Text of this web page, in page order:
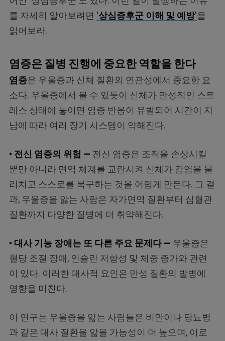
를 자세히 알아보려면 '상심증후군 이해 및 예방'을
읽어보라.
염증은 질병 진행에 중요한 역할을 한다
염증은 우울증과 신체 질환의 연관성에서 중요한 요
소다. 우울증에서 볼 수 있듯이 신체가 만성적인 스트
레스 상태에 놓이면 염증 반응이 유발되어 시간이 지
남에 따라 여러 장기 시스템이 약해진다.
• 전신 염증의 위험 — 전신 염증은 조직을 손상시킬
뿐만 아니라 면역 체계를 교란시켜 신체가 감염을 물
리치고 스스로를 복구하는 것을 어렵게 만든다. 그 결
과, 우울증을 앓는 사람은 자가면역 질환부터 심혈관
질환까지 다양한 질병에 더 취약해진다.
• 대사 기능 장애는 또 다른 주요 문제다 — 우울증은
혈당 조절 장애, 인슐린 저항성 및 체중 증가와 관련
이 있다. 이러한 대사적 요인은 만성 질환의 발병에
영향을 미친다.
이 연구는 우울증을 앓는 사람들은 비만이나 당뇨병
과 같은 대사 질환을 앓을 가능성이 더 높으며, 이로